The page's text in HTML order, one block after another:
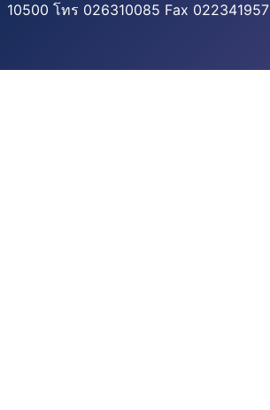
10500 โทร 026310085 Fax 022341957